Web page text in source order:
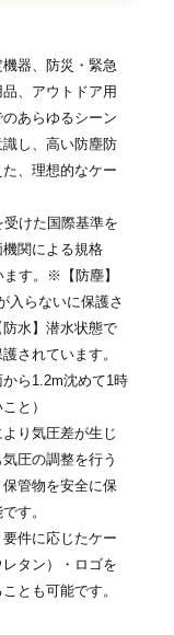
器、防災・緊急
、アウトドア用
あらゆるシーン
し、高い防塵防
、理想的なケー
けた国際基準を
関による規格
ます。※【防塵】
入らないに保護さ
水】潜水状態で
されています。
から1.2m沈めて1時
と）
り気圧差が生じ
圧の調整を行う
管物を安全に保
す。
件に応じたケー
タン）・ロゴを
とも可能です。